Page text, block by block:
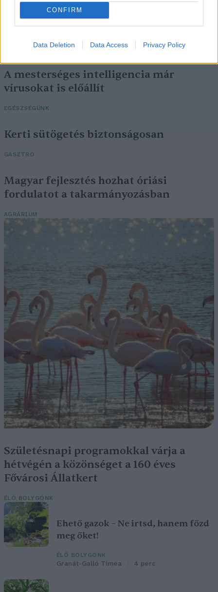
CONFIRM
Data Deletion Data Access Privacy Policy
A mesterséges intelligencia már
vírusokat is előállít
EGÉSZSÉGÜNK
Kerti sütögetés biztonságosan
GASZTRO
Magyar fejlesztés hozhat óriási
fordulatot a takarmányozásban
AGRÁRIUM
Születésnapi programokkal várja a
hétvégén a közönséget a 160 éves
Fővárosi Állatkert
ÉLŐ BOLYGÓNK
Ehető gazok – Ne irtsd, hanem főzd
meg őket!
ÉLŐ BOLYGÓNK
Granát-Galló Tímea 4 perc